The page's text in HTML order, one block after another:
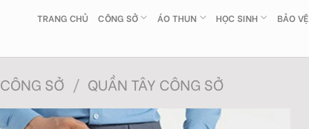
TRANG CHỦ CÔNG SỞ ÁO THUN HỌC SINH BẢO VỆ
CÔNG SỞ / QUẦN TÂY CÔNG SỞ